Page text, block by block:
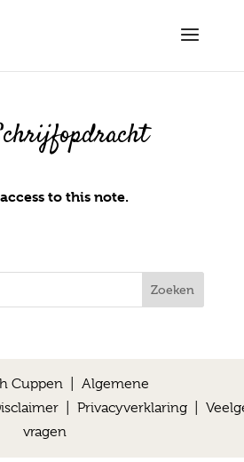
to this note.
Cuppen | Algemene
| Privacyverklaring|
vragen